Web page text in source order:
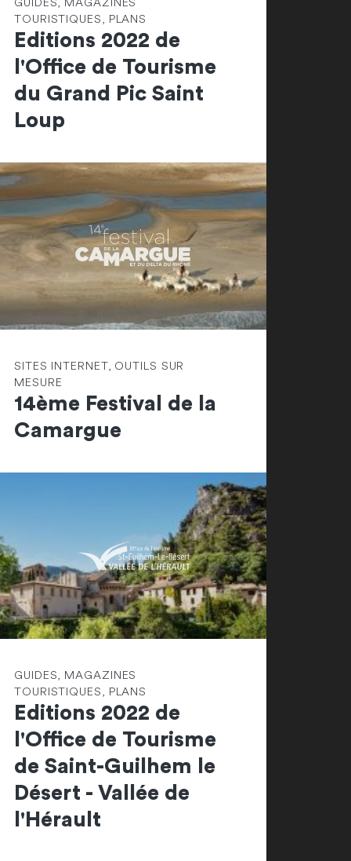
TOURISTIQUES, PLANS
Editions 2022 de
l'Office de Tourisme
du Grand Pic Saint
Loup
SITES INTERNET, OUTILS SUR
MESURE
14ème Festival de la
Camargue
GUIDES, MAGAZINES
TOURISTIQUES, PLANS
Editions 2022 de
l'Office de Tourisme
de Saint-Guilhem le
Désert - Vallée de
l'Hérault